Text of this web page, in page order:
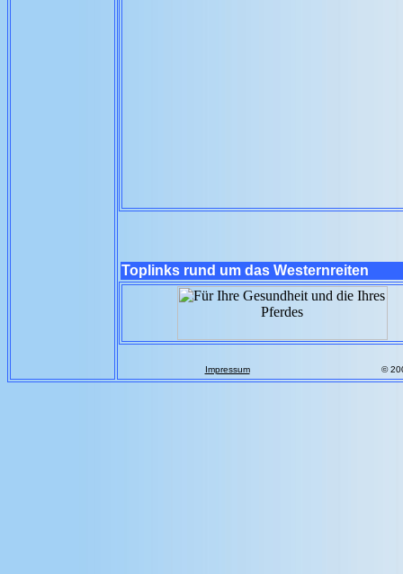
Toplinks rund um das Westernreiten
Impressum ©